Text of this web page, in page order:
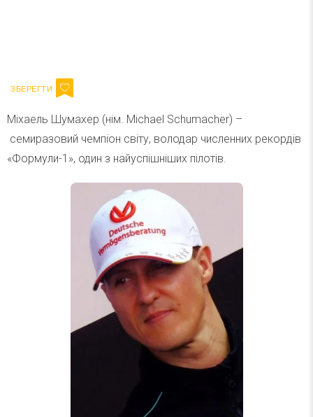
Міхаель Шумахер (нім. Michael Schumacher) –
семиразовий чемпіон світу, володар численних рекордів
«Формули-1», один з найуспішніших пілотів.